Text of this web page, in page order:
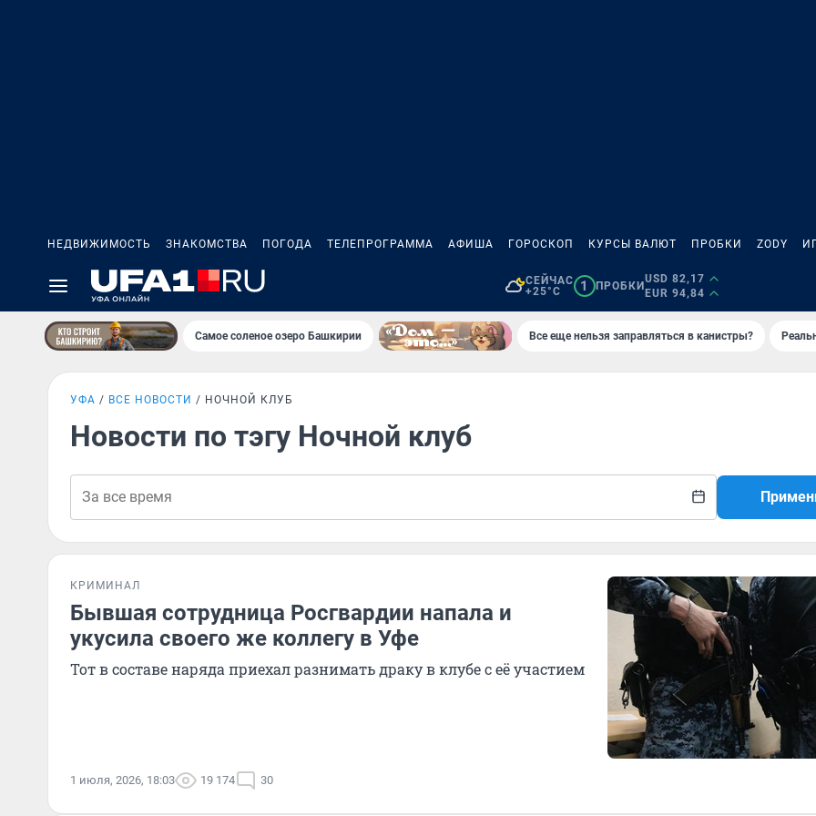
НЕДВИЖИМОСТЬ ЗНАКОМСТВА ПОГОДА ТЕЛЕПРОГРАММА АФИША ГОРОСКОП КУРСЫ ВАЛЮТ ПРОБКИ ZODY
СЕЙЧАС
+25°C
1 ПРОБКИ
USD 82,17
EUR 94,84
Самое соленое озеро Башкирии Все еще нельзя заправляться в канистры?
УФА ВСЕ НОВОСТИ НОЧНОЙ КЛУБ
Новости по тэгу Ночной клуб
КРИМИНАЛ
Бывшая сотрудница Росгвардии напала и
укусила своего же коллегу в Уфе
Тот в составе наряда приехал разнимать драку в клубе с её участием
1 июля, 2026, 18:03 19 174 30